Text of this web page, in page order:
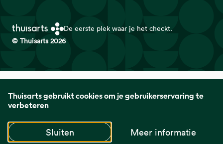
Thuisarts gebruikt cookies om je gebruikerservaring te
verbeteren
Sluiten Meer informatie
De eerste plek waar je het checkt.
© Thuisarts 2026
Huisartsen Genootschap met de Federatie Medisch
Specialisten en Patiëntenfederatie Nederland.